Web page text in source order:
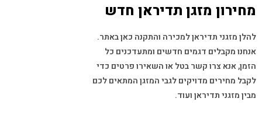
מחירון מזגן תדיראן חדש
להלן מזגני תדיראן למכירה והתקנה כאן באתר.
אנחנו מקבלים דגמים חדשים ומתעדכנים כל
הזמן, אנא צרו קשר בטל או השאירו פרטים כדי
לקבל מחירים מדויקים לגבי המזגן המתאים לכם
מבין מזגני תדיראן ועוד.